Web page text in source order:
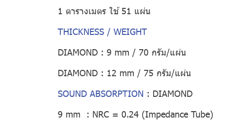
1 ตารางเมตร ใช้ 51 แผ่น
THICKNESS / WEIGHT
DIAMOND : 9 mm / 70 กรัม/แผ่น
DIAMOND : 12 mm / 75 กรัม/แผ่น
SOUND ABSORPTION : DIAMOND
9 mm : NRC = 0.24 (Impedance Tube)